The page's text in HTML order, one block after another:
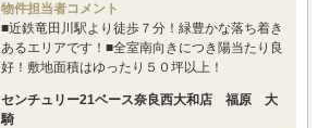
物件担当者コメント
■近鉄竜田川駅より徒歩７分！緑豊かな落ち着き
あるエリアです！■全室南向きにつき陽当たり良
好！敷地面積はゆったり５０坪以上！
センチュリー21ベース奈良西大和店 福原 大
騎